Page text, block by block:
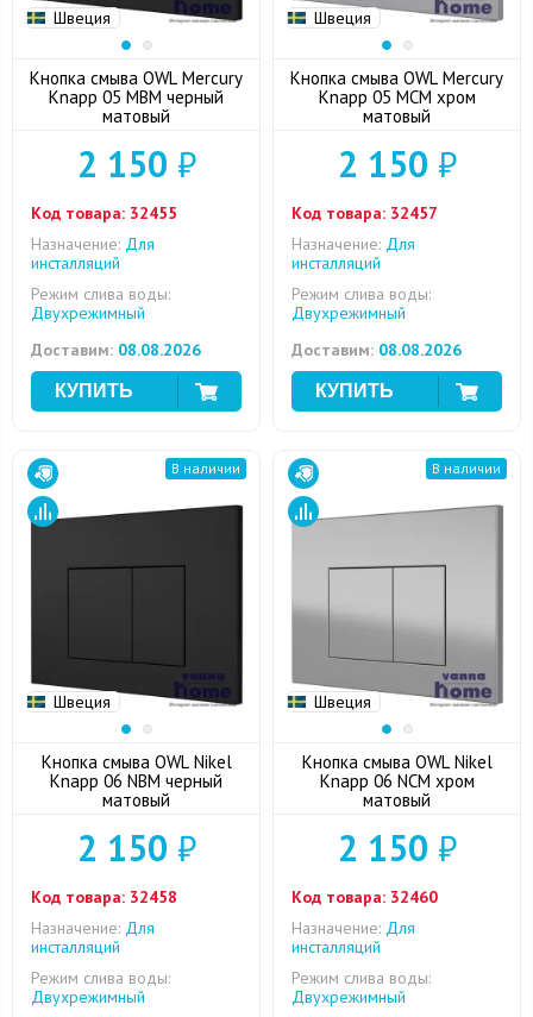
Швеция
Кнопка смыва OWL Mercury
Knapp 05 MBM черный
матовый
2 150 ₽
Код товара: 32455
Назначение: Для
инсталляций
Режим слива воды:
Двухрежимный
Доставим: 08.08.2026
Швеция
Кнопка смыва OWL Mercury
Knapp 05 MCM хром
матовый
2 150 ₽
Код товара: 32457
Назначение: Для
инсталляций
Режим слива воды:
Двухрежимный
Доставим: 08.08.2026
Швеция
В наличии
Кнопка смыва OWL Nikel
Knapp 06 NBM черный
матовый
2 150 ₽
Код товара: 32458
Назначение: Для
инсталляций
Режим слива воды:
Двухрежимный
Швеция
В наличии
Кнопка смыва OWL Nikel
Knapp 06 NCM хром
матовый
2 150 ₽
Код товара: 32460
Назначение: Для
инсталляций
Режим слива воды:
Двухрежимный